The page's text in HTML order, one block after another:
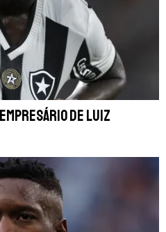
de Luiz